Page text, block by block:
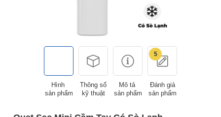
Hình
sản phẩm
Thông số
kỹ thuật
Mô tả
sản phẩm
5
Đánh giá
sản phẩm